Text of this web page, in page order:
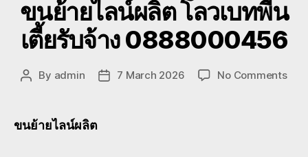
ขนย้ายไลน์ผลิต โลวเบทพื้น
เตี้ยรับจ้าง 0888000456
Post
By admin
Post7 March 2026 No Commentson
ขนย้ายไลน์ผลิต